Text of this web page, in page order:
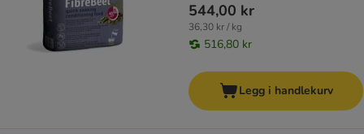
544,00 kr
36,30 kr / kg
516,80 kr
Legg i handlekurv